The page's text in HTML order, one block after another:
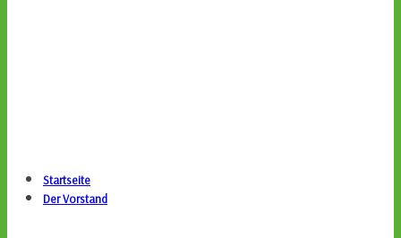
Startseite
Der Vorstand